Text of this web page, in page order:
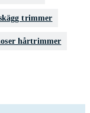
trimmer
hårtrimmer